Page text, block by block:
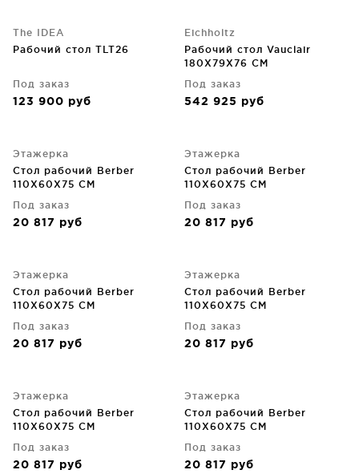
The IDEA
Рабочий стол TLT26
Под заказ
123 900 руб
Eichholtz
Рабочий стол Vauclair
180X79X76 CM
Под заказ
542 925 руб
Этажерка
Стол рабочий Berber
110X60X75 CM
Под заказ
20 817 руб
Этажерка
Стол рабочий Berber
110X60X75 CM
Под заказ
20 817 руб
Этажерка
Стол рабочий Berber
110X60X75 CM
Под заказ
20 817 руб
Этажерка
Стол рабочий Berber
110X60X75 CM
Под заказ
20 817 руб
Этажерка
Стол рабочий Berber
110X60X75 CM
Под заказ
20 817 руб
Этажерка
Стол рабочий Berber
110X60X75 CM
Под заказ
20 817 руб